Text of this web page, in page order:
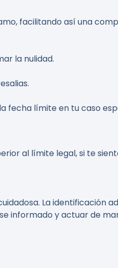
facilitando así una
la nulidad.
fecha límite en tu caso
al límite legal, si te
La identificación
informado y actuar de